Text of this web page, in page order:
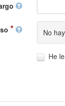
No
He